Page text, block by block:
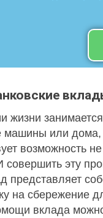
жизни
машины или
возможность
совершить эту
представляет
на сбережение
вклада